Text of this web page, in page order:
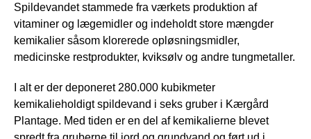
Spildevandet stammede fra værkets produktion af
vitaminer og lægemidler og indeholdt store mængder
kemikalier såsom klorerede opløsningsmidler,
medicinske restprodukter, kviksølv og andre tungmetaller.
I alt er der deponeret 280.000 kubikmeter
kemikalieholdigt spildevand i seks gruber i Kærgård
Plantage. Med tiden er en del af kemikalierne blevet